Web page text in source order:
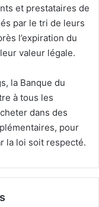
et prestataires de
par le tri de leurs
l’expiration du
valeur légale.
la Banque du
à tous les
dans des
pour
la loi soit respecté.